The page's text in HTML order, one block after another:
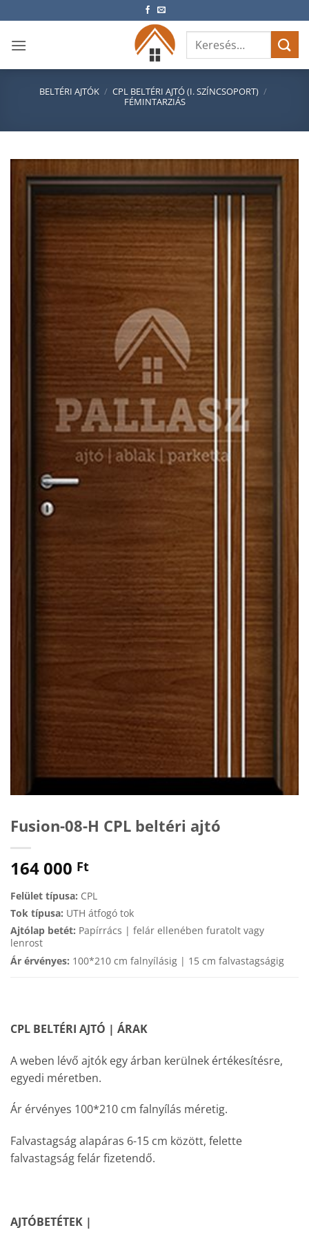
to
content
Keresés
következőre:
BELTÉRI AJTÓK / CPL BELTÉRI AJTÓ (I. SZÍNCSOPORT) /
FÉMINTARZIÁS
Fusion-08-H CPL beltéri ajtó
164 000 Ft
Felület típusa: CPL
Tok típusa: UTH átfogó tok
Ajtólap betét: Papírrács | felár ellenében furatolt vagy
lenrost
Ár érvényes: 100*210 cm falnyílásig | 15 cm falvastagságig
CPL BELTÉRI AJTÓ | ÁRAK
A weben lévő ajtók egy árban kerülnek értékesítésre,
egyedi méretben.
Ár érvényes 100*210 cm falnyílás méretig.
Falvastagság alapáras 6-15 cm között, felette
falvastagság felár fizetendő.
AJTÓBETÉTEK |